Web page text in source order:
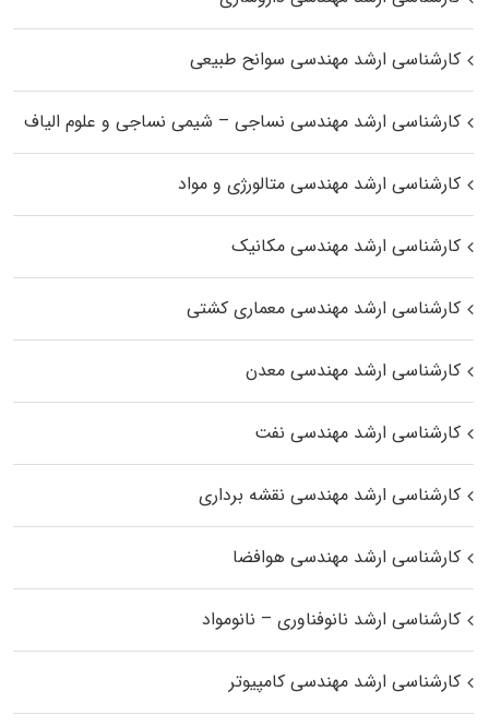
کارشناسی ارشد مهندسی سوانح طبیعی
کارشناسی ارشد مهندسی نساجی – شیمی نساجی و علوم الیاف
کارشناسی ارشد مهندسی متالورژی و مواد
کارشناسی ارشد مهندسی مکانیک
کارشناسی ارشد مهندسی معماری کشتی
کارشناسی ارشد مهندسی معدن
کارشناسی ارشد مهندسی نفت
کارشناسی ارشد مهندسی نقشه برداری
کارشناسی ارشد مهندسی هوافضا
کارشناسی ارشد نانوفناوری – نانومواد
کارشناسی ارشد مهندسی کامپیوتر